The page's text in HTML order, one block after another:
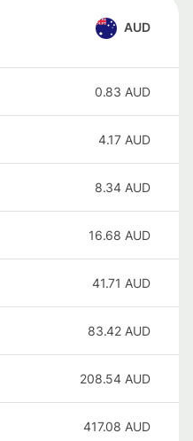
AUD
0.83 AUD
4.17 AUD
8.34 AUD
16.68 AUD
41.71 AUD
83.42 AUD
208.54 AUD
417.08 AUD